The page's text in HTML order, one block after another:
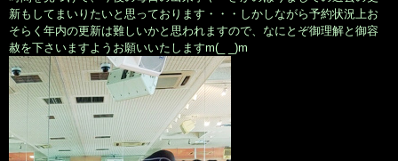
新もしてまいりたいと思っております・・・しかしながら予約状況上お
そらく年内の更新は難しいかと思われますので、なにとぞ御理解と御容
赦を下さいますようお願いいたしますm(_ _)m